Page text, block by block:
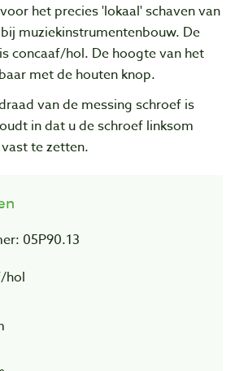
het precies 'lokaal' schaven van
muziekinstrumentenbouw. De
concaaf/hol. De hoogte van het
met de houten knop.
van de messing schroef is
in dat u de schroef linksom
te zetten.
05P90.13
hol